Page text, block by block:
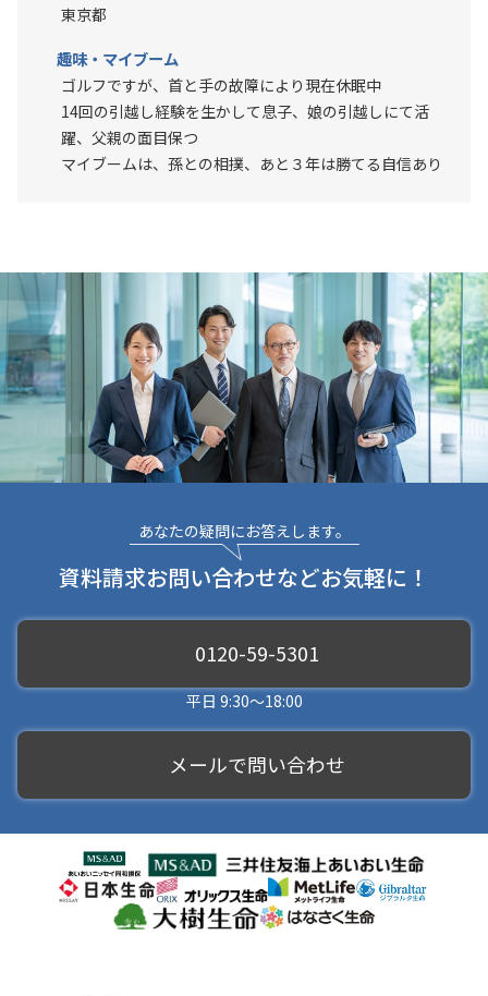
東京都
趣味・マイブーム
ゴルフですが、首と手の故障により現在休眠中
14回の引越し経験を生かして息子、娘の引越しにて活
躍、父親の面目保つ
マイブームは、孫との相撲、あと３年は勝てる自信あり
あなたの疑問にお答えします。
資料請求お問い合わせなどお気軽に！
0120-59-5301
平日 9:30～18:00
メールで問い合わせ